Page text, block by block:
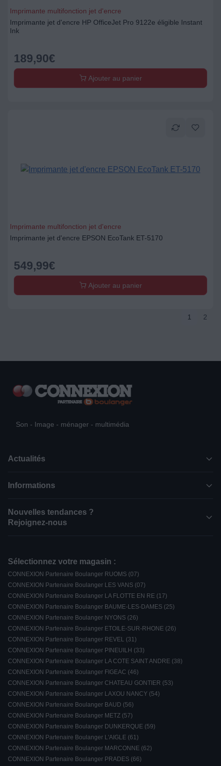
Imprimante multifonction jet d'encre
Imprimante jet d'encre HP OfficeJet Pro 9122e éligible Instant
Ink
189,90€
Ajouter au panier
Imprimante multifonction jet d'encre
Imprimante jet d'encre EPSON EcoTank ET-5170
549,99€
Ajouter au panier
1 2
Son - Image - ménager - multimédia
Actualités
Informations
Nouvelles tendances ?
Rejoignez-nous
Sélectionnez votre magasin :
CONNEXION Partenaire Boulanger RUOMS (07)
CONNEXION Partenaire Boulanger LES VANS (07)
CONNEXION Partenaire Boulanger LA FLOTTE EN RE (17)
CONNEXION Partenaire Boulanger BAUME-LES-DAMES (25)
CONNEXION Partenaire Boulanger NYONS (26)
CONNEXION Partenaire Boulanger ETOILE-SUR-RHONE (26)
CONNEXION Partenaire Boulanger REVEL (31)
CONNEXION Partenaire Boulanger PINEUILH (33)
CONNEXION Partenaire Boulanger LA COTE SAINT ANDRE (38)
CONNEXION Partenaire Boulanger FIGEAC (46)
CONNEXION Partenaire Boulanger CHATEAU GONTIER (53)
CONNEXION Partenaire Boulanger LAXOU NANCY (54)
CONNEXION Partenaire Boulanger BAUD (56)
CONNEXION Partenaire Boulanger METZ (57)
CONNEXION Partenaire Boulanger DUNKERQUE (59)
CONNEXION Partenaire Boulanger L'AIGLE (61)
CONNEXION Partenaire Boulanger MARCONNE (62)
CONNEXION Partenaire Boulanger PRADES (66)